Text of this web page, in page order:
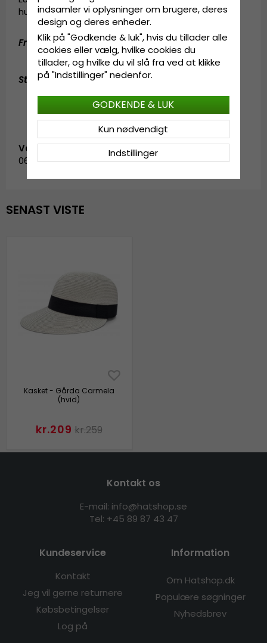
hundrede år siden.
Fremstillet af:100% papirstrå
Størrelsesinformation:One size
Vare-ID:
0617706.1.garda.carmela.white
SENAST VISTE
Kasket - Gårda Carmela
(hvid)
kr.209 kr.259
Kontakt os
E-mail: info@hatshop.se
Tel: +45 89 87 43 47
Kundeservice
Kontakt
Jeg vil gerne returnere
Købsbetingelser
Log på
Information
Om Hatshop.dk
Populære søgninger
Nyhedsbrev
indsamler vi oplysninger om brugere, deres
design og deres enheder.
Klik på "Godkende & luk", hvis du tillader alle
cookies eller vælg, hvilke cookies du
tillader, og hvilke du vil slå fra ved at klikke
på "Indstillinger" nedenfor.
Indstillinger
Kun nødvendigt
GODKENDE & LUK